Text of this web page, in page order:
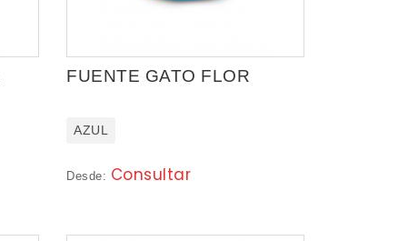
FUENTE GATO FLOR
AZUL
Desde: Consultar